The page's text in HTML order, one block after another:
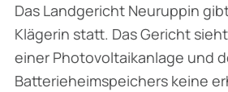
Das Landgericht Neuruppin
Klägerin statt. Das Gericht
einer Photovoltaikanlage und
Batterieheimspeichers keine